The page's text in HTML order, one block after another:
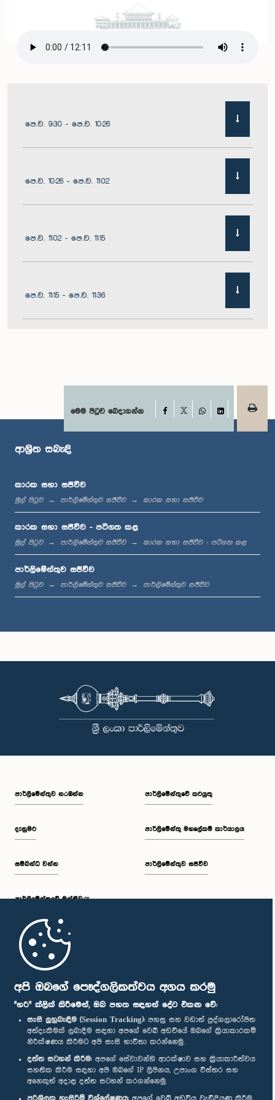
අපි ඔබගේ පෞද්ගලිකත්වය අගය කරමු
"හරි" ක්ලික් කිරීමෙන්, ඔබ පහත සඳහන් දේට එකඟ වේ:
සැසි ලුහුබැඳීම (Session Tracking): පහසු සහ වඩාත් පුද්ගලාරෝපිත
අත්දැකීමක් ලබාදීම සඳහා අපගේ වෙබ් අඩවියේ ඔබගේ ක්‍රියාකාරකම්
නිරීක්ෂණය කිරීමට අපි සැසි භාවිතා කරන්නෙමු.
දත්ත සටහන් කිරීම: අපගේ සේවාවන්හි ආරක්ෂාව සහ ක්‍රියාකාරීත්වය
සහතික කිරීම සඳහා අපි ඔබගේ IP ලිපිනය, උපාංග විස්තර සහ
අනෙකුත් අදාළ දත්ත සටහන් කරගන්නෙමු.
පෙ.ව. 9:30 - පෙ.ව. 10:26
පෙ.ව. 10:26 - පෙ.ව. 11:02
පෙ.ව. 11:02 - පෙ.ව. 11:15
පෙ.ව. 11:15 - පෙ.ව. 11:36
පෙ.ව. 11:45 - පෙ.ව. 11:59
ප.ව. 12:10 - ප.ව. 12:18
ප.ව. 12:18 - ප.ව. 12:28
ප.ව. 1:00 - ප.ව. 1:10
ප.ව. 1:30 - ප.ව. 1:38
ප.ව. 1:38 - ප.ව. 1:45
ප.ව. 1:45 - ප.ව. 2:00
ප.ව. 2:00 - ප.ව. 2:28
ප.ව. 2:28 - ප.ව. 2:36
මෙම පිටුව බෙදාගන්න Facebook
WhatsApp
LinkedIn
ආශ්‍රිත සබැඳි
කාරක සභා සජීවීව
මුල් පිටුව පාර්ලිමේන්තුව සජීවීව කාරක සභා සජීවීව
කාරක සභා සජීවීව - පටිගත කළ
මුල් පිටුව පාර්ලිමේන්තුව සජීවීව කාරක සභා සජීවීව - පටිගත කළ
පාර්ලිමේන්තුව සජීවීව
මුල් පිටුව පාර්ලිමේන්තුව සජීවීව පාර්ලිමේන්තුව සජීවීව
පාර්ලි‌මේන්තුව නරඹන්න
දැනුමට
සම්බන්ධ වන්න
පාර්ලි‌මේන්තුවේ මන්ත්‍රීවරු
මුල් පිටුව
පාර්ලිමේන්තුවේ කටයුතු
පාර්ලිමේන්තු මහලේකම් කාර්යාලය
පාර්ලිමේන්තුව සජීවීව
පාර්ලිමේන්තු ජංගම යෙදුම
අප හා සම්බන්ධ වී සිටින්න :
සම්මාන